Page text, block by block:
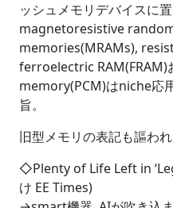
ッシュメモリデバイスに
magnetoresistive
memories(MRAMs),
ferroelectric
memory(PCM)はniche応
旨。
旧型メモリの表記も謳われ
◇Plenty of Life Left in
け EE Times)